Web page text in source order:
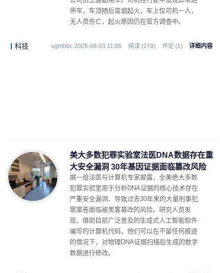
停车，车顶随后冒烟起火，车上仅司机一人，
无人员伤亡，起火原因仍在官方调查中。
科技 ugmbbc 2026-08-03 11:06 阅读 (278) 评论 (1) 详细内容
美大多数犯罪实验室法医DNA数据存在重
大安全漏洞 30年基因证据面临篡改风险
据一组法医与计算机专家披露，全美绝大多数
犯罪实验室用于分析DNA证据的核心技术存在
严重安全漏洞，导致过去30年来的大量刑事犯
罪案卷面临被黑客篡改的风险。研究人员发
现，借助目前广泛普及的生成式人工智能软件
编写的计算机代码，他们可以在不留任何痕迹
的情况下，对物理DNA证据扫描后生成的数字
数据进行修改。